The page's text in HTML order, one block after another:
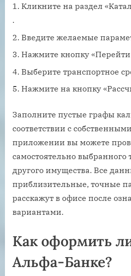
Кликните на раздел
.
Введите желаемые
Нажмите кнопку «Перейти
Выберите транспортное
Нажмите на кнопку
Заполните пустые графы
соответствии с
приложении вы можете
самостоятельно выбранного
другого имущества. Все
приблизительные, точные
расскажут в офисе после
вариантами.
Как оформить
Альфа-Банке?